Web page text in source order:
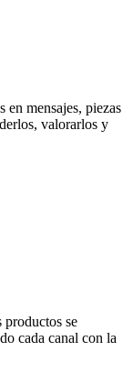
en mensajes, piezas
valorarlos y
productos se
cada canal con la